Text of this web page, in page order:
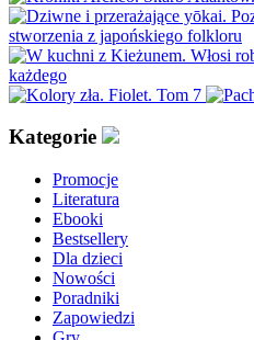
Kategorie
Promocje
Literatura
Ebooki
Bestsellery
Dla dzieci
Nowości
Poradniki
Zapowiedzi